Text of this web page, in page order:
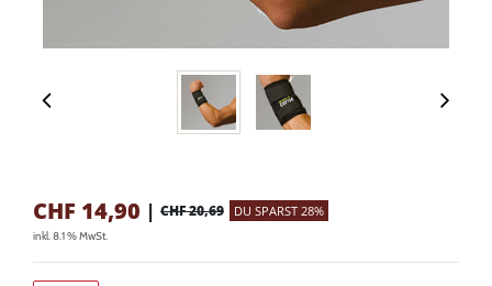
CHF 14,90 | CHF 20,69 DU SPARST 28%
inkl. 8.1 % MwSt.